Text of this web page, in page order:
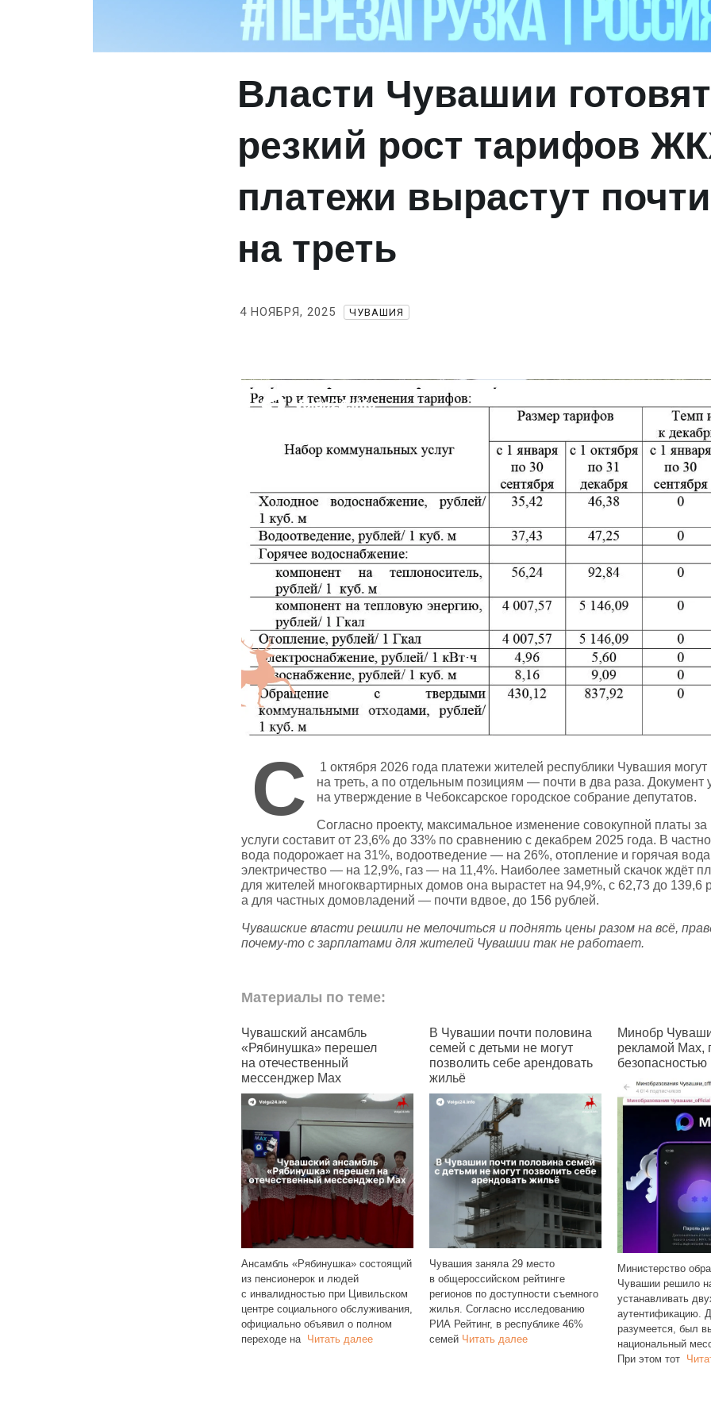
Власти Чувашии готовят
резкий рост тарифов
платежи вырастут почти
на треть
4 НОЯБРЯ, 2025 ЧУВАШИЯ
С
1 октября 2026 года платежи жителей республики Чувашия
на треть, а по отдельным позициям — почти в два раза. Документ
на утверждение в Чебоксарское городское собрание депутатов.
Согласно проекту, максимальное изменение совокупной платы
услуги составит от 23,6% до 33% по сравнению с декабрем 2025 года. В
вода подорожает на 31%, водоотведение — на 26%, отопление и горячая
электричество — на 12,9%, газ — на 11,4%. Наиболее заметный скачок ждёт
для жителей многоквартирных домов она вырастет на 94,9%, с 62,73 до 139,6
а для частных домовладений — почти вдвое, до 156 рублей.
Чувашские власти решили не мелочиться и поднять цены разом на всё,
почему‑то с зарплатами для жителей Чувашии так не работает.
Материалы по теме:
Чувашский ансамбль
«Рябинушка» перешел
на отечественный
мессенджер Max
Ансамбль «Рябинушка» состоящий
из пенсионерок и людей
с инвалидностью при Цивильском
центре социального обслуживания,
официально объявил о полном
переходе на Читать далее
В Чувашии почти половина
семей с детьми не могут
позволить себе арендовать
жильё
Чувашия заняла 29 место
в общероссийском рейтинге
регионов по доступности съемного
жилья. Согласно исследованию
РИА Рейтинг, в республике 46%
семей Читать далее
Минобр
рекламой Max,
безопасностью
Министерство
Чувашии решило
устанавливать
аутентификацию.
разумеется, был
национальный
При этом тот